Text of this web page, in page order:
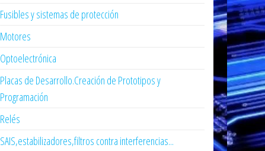
Fusibles y sistemas de protección
Motores
Optoelectrónica
Placas de Desarrollo.Creación de Prototipos y
Programación
Relés
SAIS,estabilizadores,filtros contra interferencias...